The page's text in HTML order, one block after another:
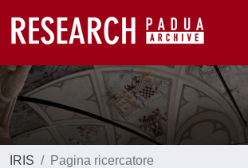
IRIS Pagina ricercatore